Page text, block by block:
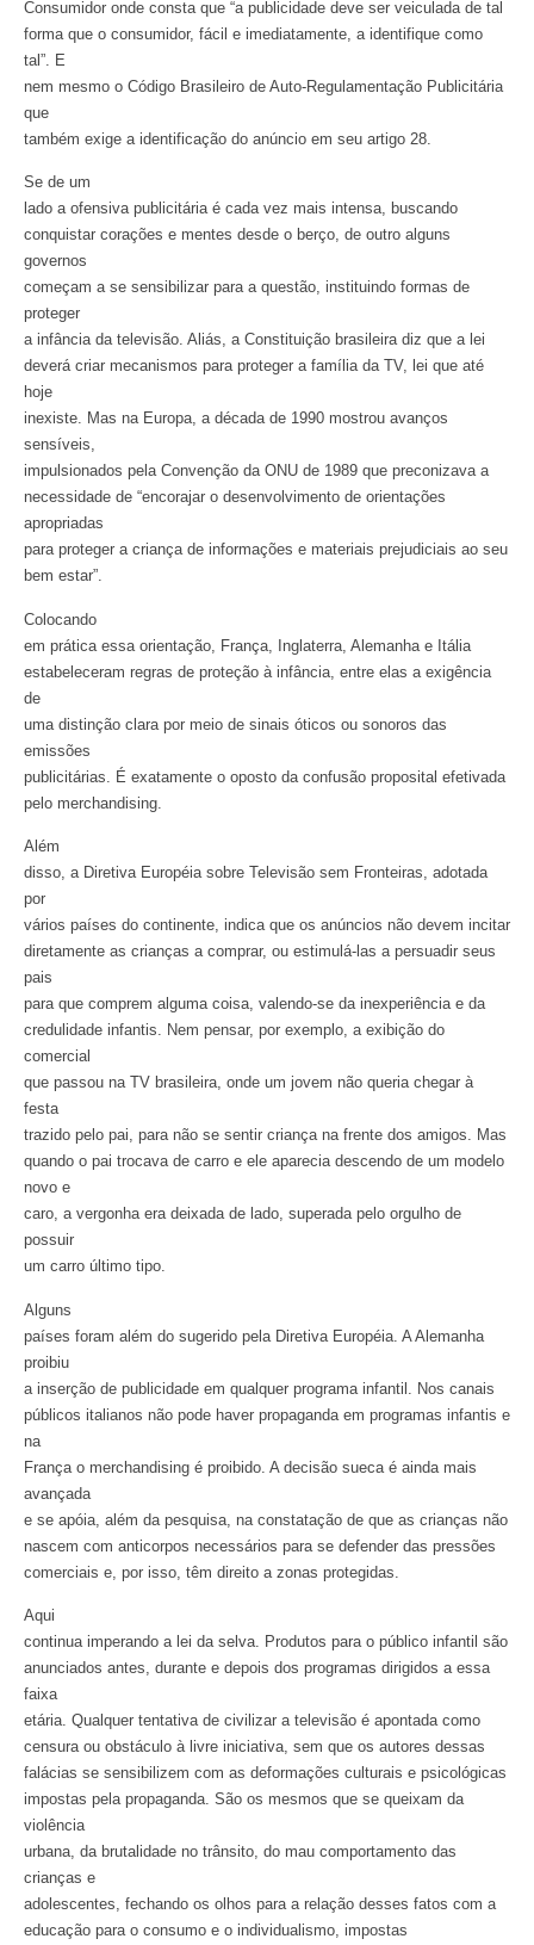
Consumidor onde consta que “a publicidade deve ser veiculada de tal
forma que o consumidor, fácil e imediatamente, a identifique como
tal”. E
nem mesmo o Código Brasileiro de Auto-Regulamentação Publicitária
que
também exige a identificação do anúncio em seu artigo 28.
Se de um
lado a ofensiva publicitária é cada vez mais intensa, buscando
conquistar corações e mentes desde o berço, de outro alguns
governos
começam a se sensibilizar para a questão, instituindo formas de
proteger
a infância da televisão. Aliás, a Constituição brasileira diz que a lei
deverá criar mecanismos para proteger a família da TV, lei que até
hoje
inexiste. Mas na Europa, a década de 1990 mostrou avanços
sensíveis,
impulsionados pela Convenção da ONU de 1989 que preconizava a
necessidade de “encorajar o desenvolvimento de orientações
apropriadas
para proteger a criança de informações e materiais prejudiciais ao seu
bem estar”.
Colocando
em prática essa orientação, França, Inglaterra, Alemanha e Itália
estabeleceram regras de proteção à infância, entre elas a exigência
de
uma distinção clara por meio de sinais óticos ou sonoros das
emissões
publicitárias. É exatamente o oposto da confusão proposital efetivada
pelo merchandising.
Além
disso, a Diretiva Européia sobre Televisão sem Fronteiras, adotada
por
vários países do continente, indica que os anúncios não devem incitar
diretamente as crianças a comprar, ou estimulá-las a persuadir seus
pais
para que comprem alguma coisa, valendo-se da inexperiência e da
credulidade infantis. Nem pensar, por exemplo, a exibição do
comercial
que passou na TV brasileira, onde um jovem não queria chegar à
festa
trazido pelo pai, para não se sentir criança na frente dos amigos. Mas
quando o pai trocava de carro e ele aparecia descendo de um modelo
novo e
caro, a vergonha era deixada de lado, superada pelo orgulho de
possuir
um carro último tipo.
Alguns
países foram além do sugerido pela Diretiva Européia. A Alemanha
proibiu
a inserção de publicidade em qualquer programa infantil. Nos canais
públicos italianos não pode haver propaganda em programas infantis e
na
França o merchandising é proibido. A decisão sueca é ainda mais
avançada
e se apóia, além da pesquisa, na constatação de que as crianças não
nascem com anticorpos necessários para se defender das pressões
comerciais e, por isso, têm direito a zonas protegidas.
Aqui
continua imperando a lei da selva. Produtos para o público infantil são
anunciados antes, durante e depois dos programas dirigidos a essa
faixa
etária. Qualquer tentativa de civilizar a televisão é apontada como
censura ou obstáculo à livre iniciativa, sem que os autores dessas
falácias se sensibilizem com as deformações culturais e psicológicas
impostas pela propaganda. São os mesmos que se queixam da
violência
urbana, da brutalidade no trânsito, do mau comportamento das
crianças e
adolescentes, fechando os olhos para a relação desses fatos com a
educação para o consumo e o individualismo, impostas